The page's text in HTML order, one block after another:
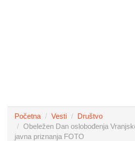
Početna Vesti
Društvo
Obeležen Dan oslobođenja
javna priznanja FOTO